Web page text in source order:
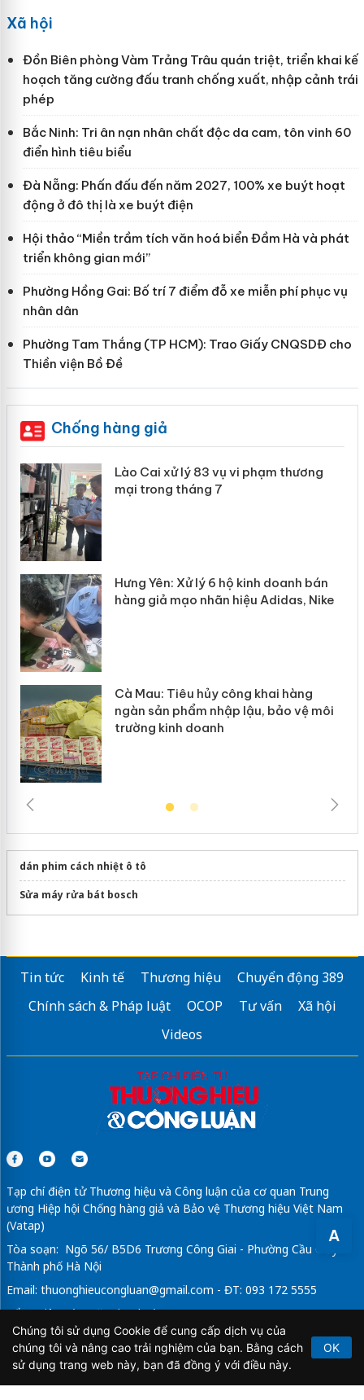
A
Xã hội
Đồn Biên phòng Vàm Trảng Trâu quán triệt, triển khai kế
hoạch tăng cường đấu tranh chống xuất, nhập cảnh trái
phép
Bắc Ninh: Tri ân nạn nhân chất độc da cam, tôn vinh 60
điển hình tiêu biểu
Đà Nẵng: Phấn đấu đến năm 2027, 100% xe buýt hoạt
động ở đô thị là xe buýt điện
Hội thảo “Miền trầm tích văn hoá biển Đầm Hà và phát
triển không gian mới”
Phường Hồng Gai: Bố trí 7 điểm đỗ xe miễn phí phục vụ
nhân dân
Phường Tam Thắng (TP HCM): Trao Giấy CNQSDĐ cho
Thiền viện Bồ Đề
Chống hàng giả
Lào Cai xử lý 83 vụ vi phạm thương
mại trong tháng 7
Hưng Yên: Xử lý 6 hộ kinh doanh bán
hàng giả mạo nhãn hiệu Adidas, Nike
Cà Mau: Tiêu hủy công khai hàng
ngàn sản phẩm nhập lậu, bảo vệ môi
trường kinh doanh
dán phim cách nhiệt ô tô
Sửa máy rửa bát bosch
Tin tức Kinh tế Thương hiệu
Chuyển động 389
Chính sách & Pháp luật
OCOP Tư vấn
Xã hội
Videos
Tạp chí điện tử Thương hiệu và Công luận của cơ quan Trung
ương Hiệp hội Chống hàng giả và Bảo vệ Thương hiệu Việt Nam
(Vatap)
Tòa soạn: Ngõ 56/ B5D6 Trương Công Giai - Phường Cầu Giấy -
Thành phố Hà Nội
Email: thuonghieucongluan@gmail.com - ĐT: 093 172 5555
Tổng Biên Tập: Vũ Đức Thuận
Giấy phép hoạt động báo chí điện tử số 64/GP-BTTTT do Bộ
Thông tin và Truyền thông cấp ngày 21/2/2020.
Chúng tôi sử dụng Cookie để cung cấp dịch vụ của
chúng tôi và nâng cao trải nghiệm của bạn. Bằng cách
sử dụng trang web này, bạn đã đồng ý với điều này.
OK